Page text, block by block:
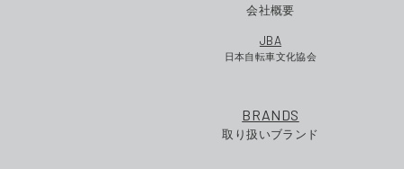
会社概要
JBA
日本自転車文化協会
BRANDS
取り扱いブランド